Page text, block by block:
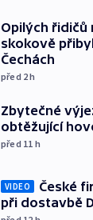
Opilých
skokově
Čechách
před 2h
Zbytečné
obtěžující
před 11 h
VIDEO
České
při dostavbě